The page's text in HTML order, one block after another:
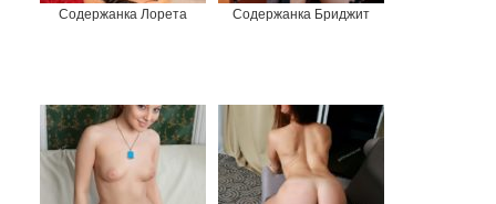
Содержанка Лорета Содержанка Бриджит